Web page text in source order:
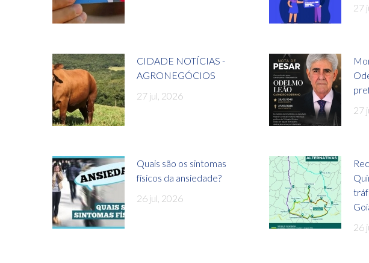
27
CIDADE NOTÍCIAS -
AGRONEGÓCIOS
27 jul, 2026
27
Quais são os sintomas
físicos da ansiedade?
26 jul, 2026
26